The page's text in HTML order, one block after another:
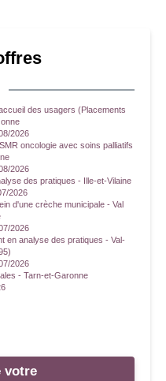
des usagers (Placements
2026
oncologie avec soins palliatifs
2026
des pratiques - Ille-et-Vilaine
2026
d'une crèche municipale - Val
2026
en analyse des pratiques - Val-
2026
- Tarn-et-Garonne
votre